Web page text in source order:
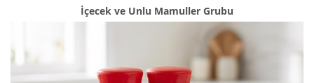
İçecek ve Unlu Mamuller Grubu